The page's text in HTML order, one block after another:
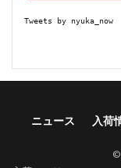
Tweets by nyuka_now
ニュース 入荷
©